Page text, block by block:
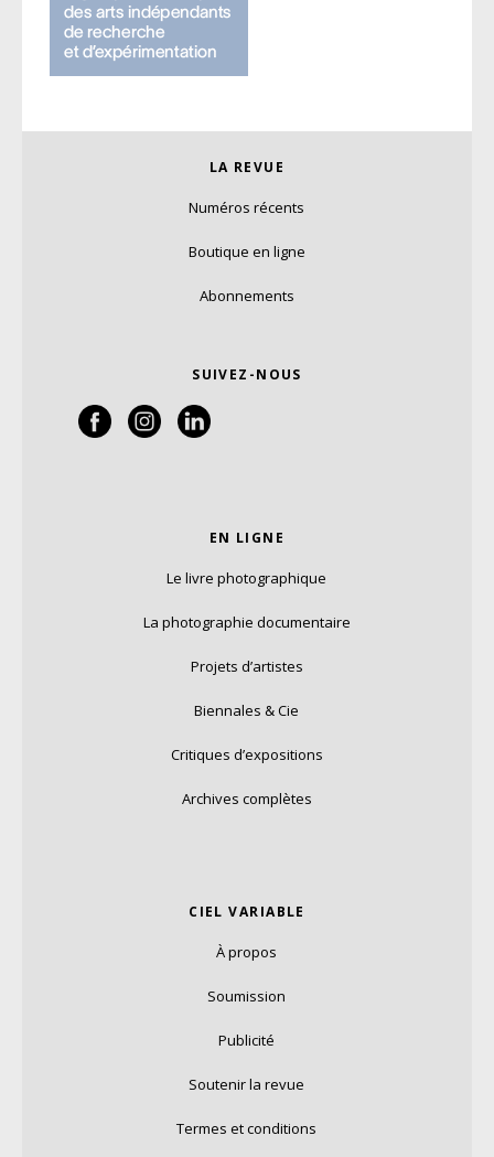
LA REVUE
Numéros récents
Boutique en ligne
Abonnements
SUIVEZ-NOUS
EN LIGNE
Le livre photographique
La photographie documentaire
Projets d’artistes
Biennales & Cie
Critiques d’expositions
Archives complètes
CIEL VARIABLE
À propos
Soumission
Publicité
Soutenir la revue
Termes et conditions